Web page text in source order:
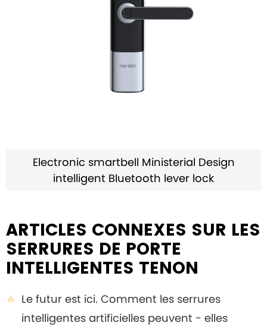
Electronic smartbell Ministerial Design
intelligent Bluetooth lever lock
ARTICLES CONNEXES SUR LES
SERRURES DE PORTE
INTELLIGENTES TENON

Le futur est ici. Comment les serrures
intelligentes artificielles peuvent - elles